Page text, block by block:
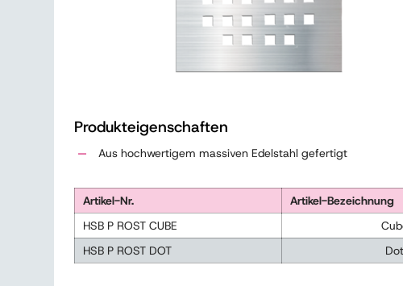
Produkteigenschaften
Aus hochwertigem massiven Edelstahl gefertigt
Artikel-Nr. Artikel-Bezeichnung
HSB P ROST CUBE
HSB P ROST DOT
Dot